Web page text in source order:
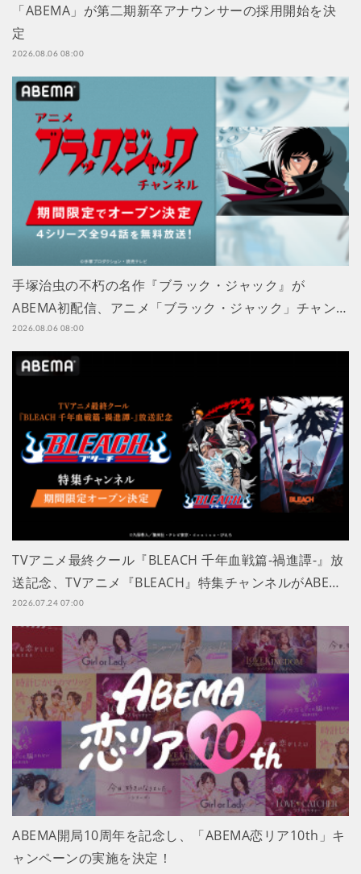
「ABEMA」が第二期新卒アナウンサーの採用開始を決
定
2026.08.06 08:00
手塚治虫の不朽の名作『ブラック・ジャック』が
ABEMA初配信、アニメ「ブラック・ジャック」チャン…
2026.08.06 08:00
TVアニメ最終クール『BLEACH 千年血戦篇-禍進譚-』放
送記念、TVアニメ『BLEACH』特集チャンネルがABE…
2026.07.24 07:00
ABEMA開局10周年を記念し、「ABEMA恋リア10th」キ
ャンペーンの実施を決定！